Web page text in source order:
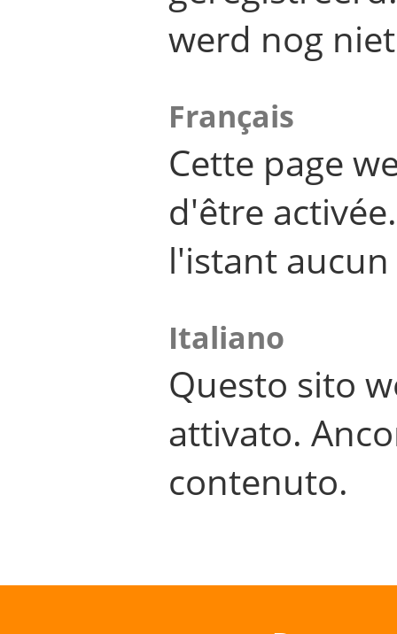
werd nog
Français
Cette page
d'être
l'istant
Italiano
Questo sito
attivato.
contenuto.